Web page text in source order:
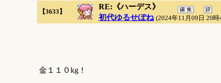
【3633】
RE:《ハーデス》
初代ゆるせぽね (2024年11月09日 20時
金１１０kg！